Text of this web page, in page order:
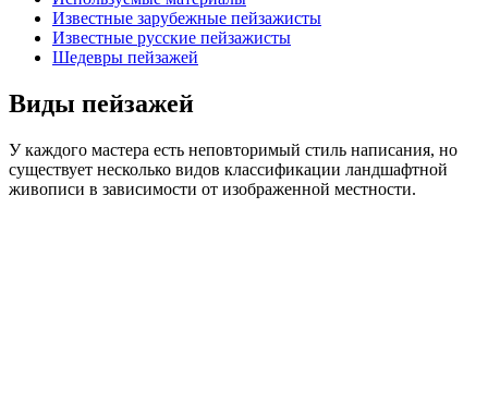
Известные зарубежные пейзажисты
Известные русские пейзажисты
Шедевры пейзажей
Виды пейзажей
У каждого мастера есть неповторимый стиль написания, но
существует несколько видов классификации ландшафтной
живописи в зависимости от изображенной местности.